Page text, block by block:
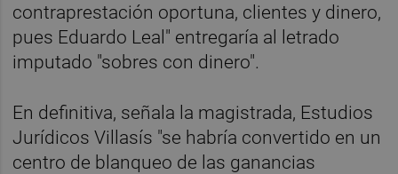
contraprestación oportuna, clientes y dinero,
pues Eduardo Leal" entregaría al letrado
imputado "sobres con dinero".
En definitiva, señala la magistrada, Estudios
Jurídicos Villasís "se habría convertido en un
centro de blanqueo de las ganancias